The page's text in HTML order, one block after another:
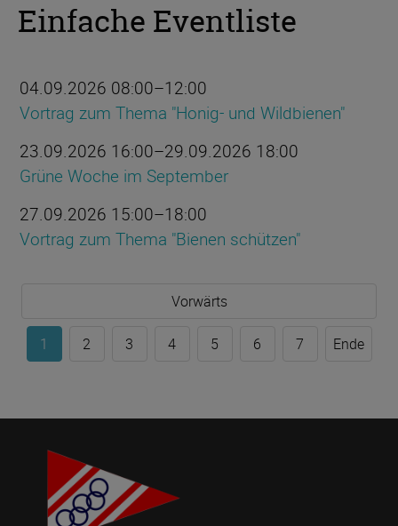
Einfache Eventliste
04.09.2026 08:00–12:00
Vortrag zum Thema "Honig- und Wildbienen"
23.09.2026 16:00–29.09.2026 18:00
Grüne Woche im September
27.09.2026 15:00–18:00
Vortrag zum Thema "Bienen schützen"
Vorwärts
1 2 3 4 5 6 7 Ende